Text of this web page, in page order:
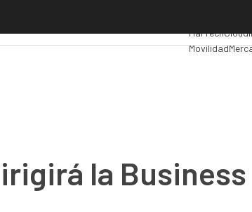
MarTechCloud
Movilidad
la Business